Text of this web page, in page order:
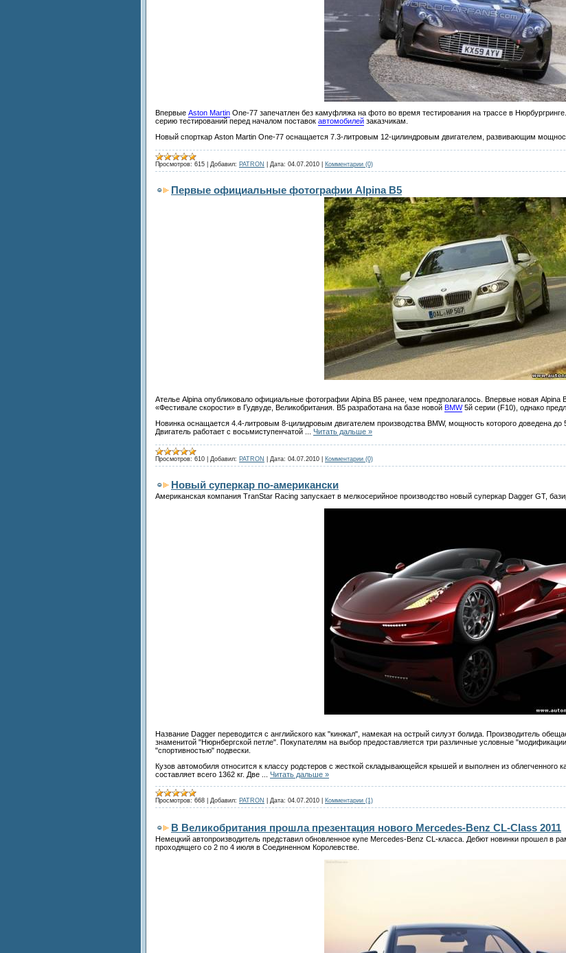
Впервые Aston Martin One-77 запечатлен без камуфляжа на фото во время тестирования на трассе в
серию тестирований перед началом поставок автомобилей заказчикам.
Новый спорткар Aston Martin One-77 оснащается 7.3-литровым 12-цилиндровым двигателем, развивающим
Просмотров: 615 Добавил: PATRON Дата: 04.07.2010 Комментарии (0)
Первые официальные фотографии Alpina B5
Ателье Alpina опубликовало официальные фотографии Alpina B5 ранее, чем предполагалось. Впервые новая Alpina
«Фестивале скорости» в Гудвуде, Великобритания. B5 разработана на базе новой BMW5й серии (F10), однако
Новинка оснащается 4.4-литровым 8-цилидровым двигателем производства BMW, мощность которого доведена
Двигатель работает с восьмиступенчатой
Читать дальше »
Просмотров: 610 Добавил: PATRON Дата: 04.07.2010 Комментарии (0)
Новый суперкар по-американски
Американская компания TranStar Racing запускает в мелкосерийное производство новый суперкар Dagger GT,
Название Dagger переводится с английского как "кинжал", намекая на острый силуэт болида. Производитель
знаменитой "Нюрнбергской петле". Покупателям на выбор предоставляется три различные условные
"спортивностью" подвески.
Кузов автомобиля относится к классу родстеров с жесткой складывающейся крышей и выполнен из облегченного
составляет всего 1362 кг. Две
Читать дальше »
Просмотров: 668 Добавил: PATRON Дата: 04.07.2010 Комментарии (1)
В Великобритания прошла презентация нового Mercedes-Benz CL-Class 2011
Немецкий автопроизводитель представил обновленное купе Mercedes-Benz CL-класса. Дебют новинки прошел в
проходящего со 2 по 4 июля в Соединенном Королевстве.